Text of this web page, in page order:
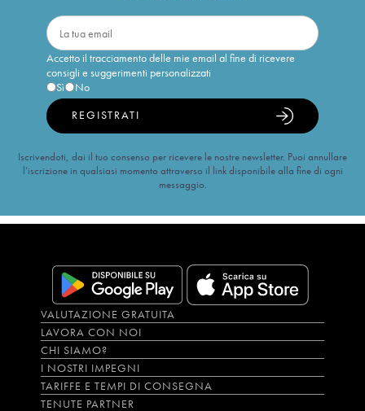
Accetto il tracciamento delle mie email al fine di ricevere
consigli e suggerimenti personalizzati
Sì
No
REGISTRATI
Iscrivendoti, dai il tuo consenso per ricevere le nostre newsletter. Puoi annullare
l’iscrizione in qualsiasi momento attraverso il link disponibile alla fine di ogni
messaggio.
VALUTAZIONE GRATUITA
LAVORA CON NOI
CHI SIAMO?
I NOSTRI IMPEGNI
TARIFFE E TEMPI DI CONSEGNA
TENUTE PARTNER